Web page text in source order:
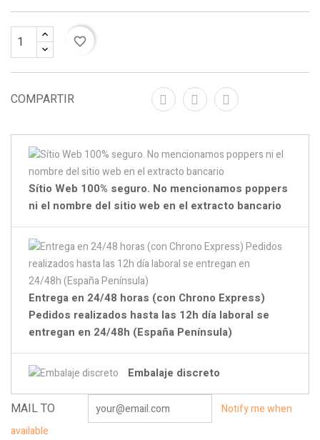
favorite_border
COMPARTIR
Sítio Web 100% seguro. No mencionamos poppers
ni el nombre del sitio web en el extracto bancario
Entrega en 24/48 horas (con Chrono Express)
Pedidos realizados hasta las 12h día laboral se
entregan en 24/48h (España Península)
Embalaje discreto
MAIL TO
Notify me when
available